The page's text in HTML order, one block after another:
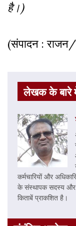
है।)
(संपादन :
लेखक के बारे
कर्मचारियों और
के संस्थापक सदस्य और
किताबें प्राकशित है।